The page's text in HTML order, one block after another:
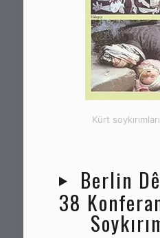
Kürt
Berlin
38